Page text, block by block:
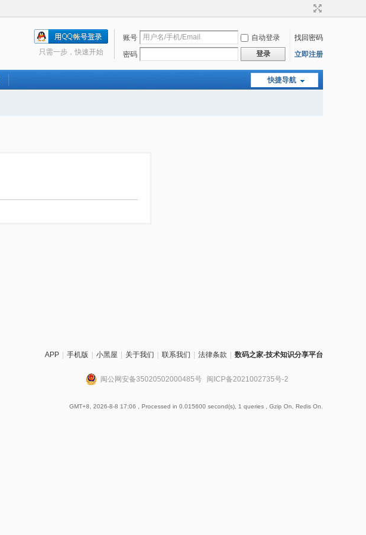
账号 自动登录
找回密码
密码
登录 立即注册
只需一步，快速开始
快捷导航
APP 手机版 小黑屋 关于我们 联系我们 法律条款 数码之家-技术知识分享平台
闽公网安备35020502000485号 闽ICP备2021002735号-2
GMT+8, 2026-8-8 17:06 , Processed in 0.015600 second(s), 1 queries , Gzip On, Redis On.